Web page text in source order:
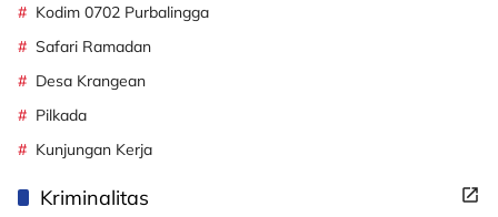
Kodim 0702 Purbalingga
Safari Ramadan
Desa Krangean
Pilkada
Kunjungan Kerja
Kriminalitas